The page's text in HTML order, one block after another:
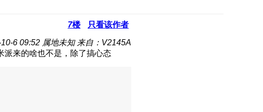
7楼 只看该作者
6 09:52 属地未知 来自：V2145A
派来的啥也不是，除了搞心态